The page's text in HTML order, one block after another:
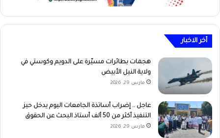
أخر الاخبار
هجمات بطائرات مسيّرة على الدويم وكوستي في
ولاية النيل الأبيض
مارس 29, 2026
عاجل .. إضراب أساتذة الجامعات اليوم يدخل حيز
التنفيذ أكثر من 50 ألف أستاذ البحث عن الحقوق
مارس 29, 2026